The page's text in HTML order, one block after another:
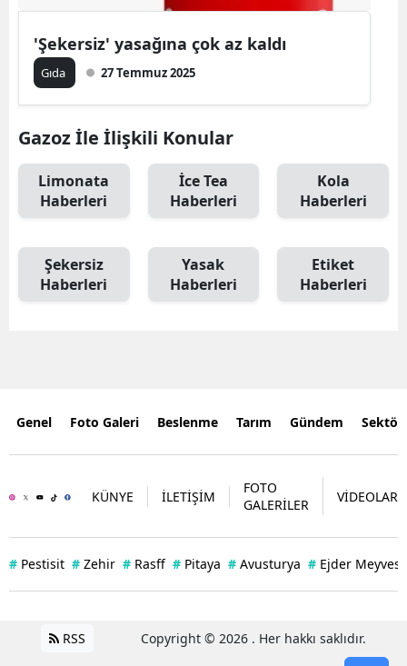
'Şekersiz' yasağına çok az kaldı
Gıda 27 Temmuz 2025
Gazoz İle İlişkili Konular
Limonata
Haberleri
İce Tea
Haberleri
Kola
Haberleri
Şekersiz
Haberleri
Yasak
Haberleri
Etiket
Haberleri
Genel Foto Galeri Beslenme Tarım Gündem
KÜNYE İLETİŞİM
FOTO
GALERİLER
VİDEOLAR
# Pestisit # Zehir # Rasff # Pitaya # Avusturya # Ejder Meyvesi
RSS Copyright © 2026 . Her hakkı saklıdır.